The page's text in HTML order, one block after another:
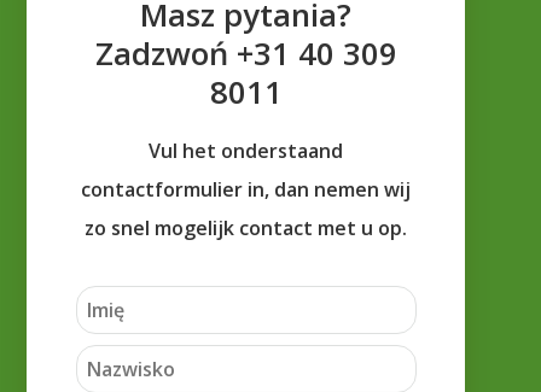
Masz pytania?
Zadzwoń +31 40 309
8011